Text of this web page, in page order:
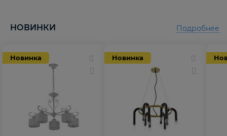
НОВИНКИ
Новинка Новинка
Подробнее